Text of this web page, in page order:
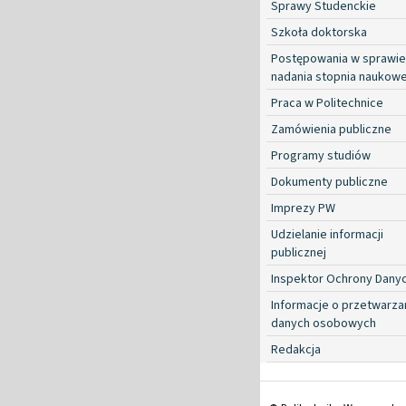
Sprawy Studenckie
Szkoła doktorska
Postępowania w sprawie
nadania stopnia
Praca w Politechnice
Zamówienia publiczne
Programy studiów
Dokumenty publiczne
Imprezy PW
Udzielanie informacji
publicznej
Inspektor Ochrony
Informacje o
danych osobowych
Redakcja